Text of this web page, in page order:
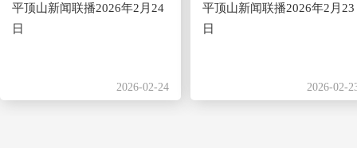
平顶山新闻联播2026年2月24
日
2026-02-24
平顶山新闻联播2026年2月23
日
2026-02-